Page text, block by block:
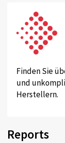
Finden Sie
und
Herstellern.
Reports